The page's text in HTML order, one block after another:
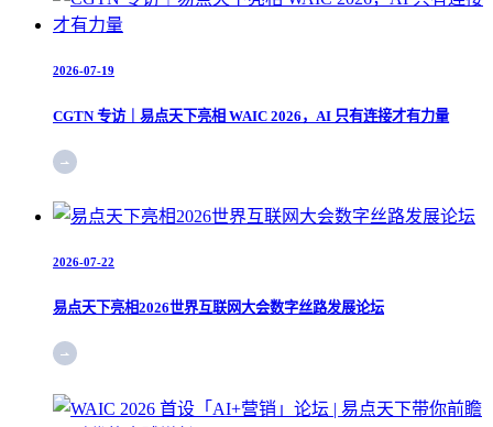
2026-07-19
CGTN 专访｜易点天下亮相 WAIC 2026，AI 只有连接才有力量
2026-07-22
易点天下亮相2026世界互联网大会数字丝路发展论坛